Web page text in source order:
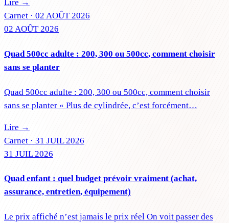
Lire →
Carnet · 02 AOÛT 2026
02 AOÛT 2026
Quad 500cc adulte : 200, 300 ou 500cc, comment choisir
sans se planter
Quad 500cc adulte : 200, 300 ou 500cc, comment choisir
sans se planter « Plus de cylindrée, c’est forcément…
Lire →
Carnet · 31 JUIL 2026
31 JUIL 2026
Quad enfant : quel budget prévoir vraiment (achat,
assurance, entretien, équipement)
Le prix affiché n’est jamais le prix réel On voit passer des